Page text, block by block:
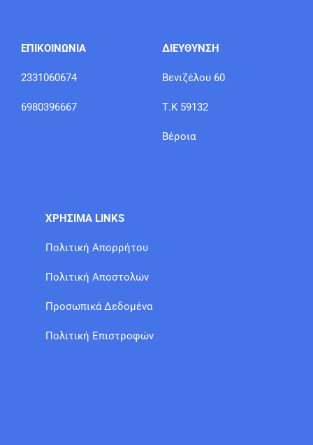
ΕΠΙΚΟΙΝΩΝΙΑ
2331060674
6980396667
ΔΙΕΥΘΥΝΣΗ
Βενιζέλου 60
Τ.Κ 59132
Βέροια
ΧΡΗΣΙΜΑ LINKS
Πολιτική Απορρήτου
Πολιτική Αποστολών
Προσωπικά Δεδομένα
Πολιτική Επιστροφών